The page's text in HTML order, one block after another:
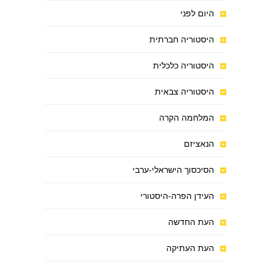
היום לפני
היסטוריה חברתית
היסטוריה כלכלית
היסטוריה צבאית
המלחמה הקרה
הנאציזם
הסיכסוך הישראלי-ערבי
העידן הפרה-היסטורי
העת החדשה
העת העתיקה